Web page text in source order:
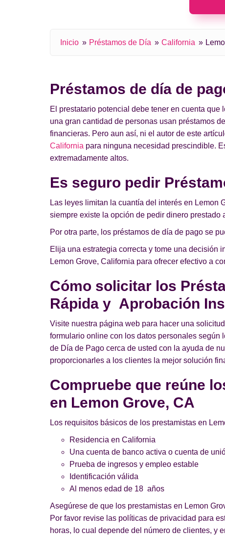
Inicio Préstamos de Día California
Préstamos de día de
El prestatario potencial debe tener en cuenta
una gran cantidad de personas usan préstamos
financieras. Pero aun así, ni el autor de este
California para ninguna necesidad prescindible.
extremadamente altos.
Es seguro pedir
Las leyes limitan la cuantía del interés en Lemon
siempre existe la opción de pedir dinero prestado
Por otra parte, los préstamos de día de pago se
Elija una estrategia correcta y tome una decisión
Lemon Grove, California para ofrecer efectivo a
Cómo solicitar los
Rápida y Aprobación
Visite nuestra página web para hacer una
formulario online con los datos personales según
de Día de Pago cerca de usted con la ayuda de
proporcionarles a los clientes la mejor solución
Compruebe que reúne
en Lemon Grove, CA
Los requisitos básicos de los prestamistas en
Residencia en California
Una cuenta de banco activa o cuenta de
Prueba de ingresos y empleo estable
Identificación válida
Al menos edad de 18 años
Asegúrese de que los prestamistas en Lemon
Por favor revise las políticas de privacidad para
horas, lo cual depende del número de clientes, y